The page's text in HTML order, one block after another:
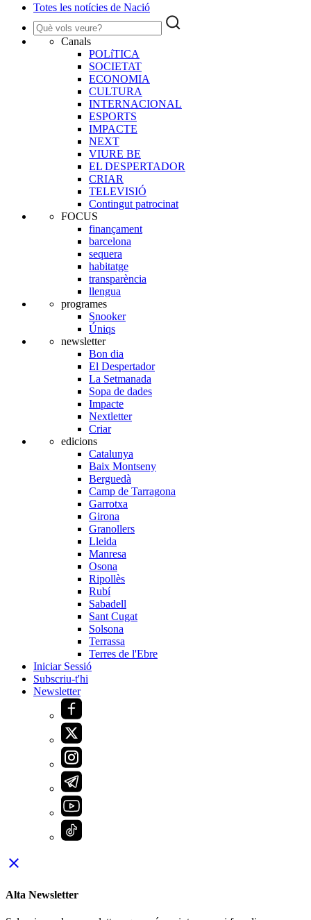
Totes les notícies de Nació
Canals
POLíTICA
SOCIETAT
ECONOMIA
CULTURA
INTERNACIONAL
ESPORTS
IMPACTE
NEXT
VIURE BE
EL DESPERTADOR
CRIAR
TELEVISIÓ
Contingut patrocinat
FOCUS
finançament
barcelona
sequera
habitatge
transparència
llengua
programes
Snooker
Úniqs
newsletter
Bon dia
El Despertador
La Setmanada
Sopa de dades
Impacte
Nextletter
Criar
edicions
Catalunya
Baix Montseny
Berguedà
Camp de Tarragona
Garrotxa
Girona
Granollers
Lleida
Manresa
Osona
Ripollès
Rubí
Sabadell
Sant Cugat
Solsona
Terrassa
Terres de l'Ebre
Iniciar Sessió
Subscriu-t'hi
Newsletter
close
Alta Newsletter